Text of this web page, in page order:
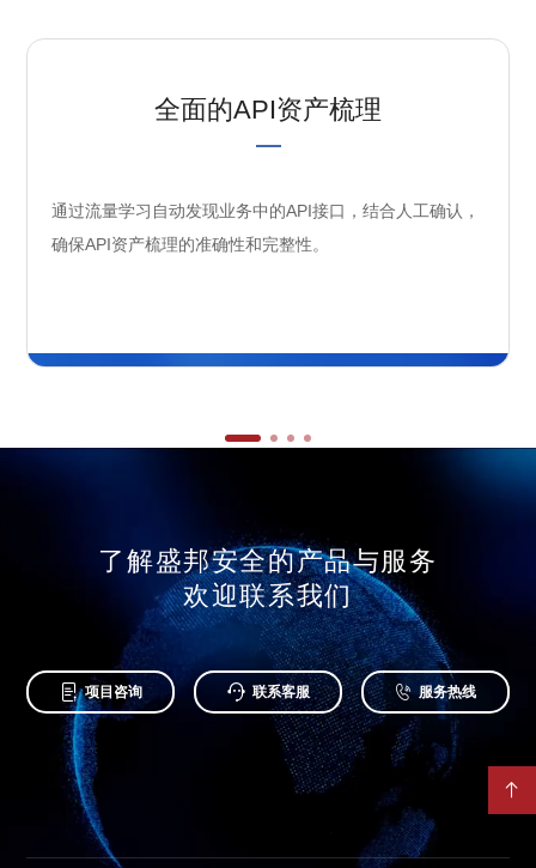
全面的API资产梳理
通过流量学习自动发现业务中的API接口，结合人工确认，
确保API资产梳理的准确性和完整性。

了解盛邦安全的产品与服务
欢迎联系我们
 项目咨询  联系客服  服务热线